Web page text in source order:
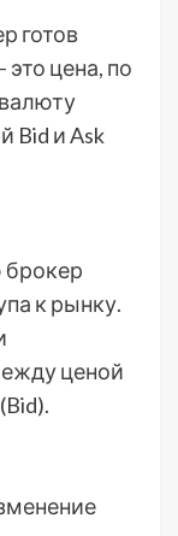
готов
это цена, по
Bid и Ask
брокер
к рынку.
ценой